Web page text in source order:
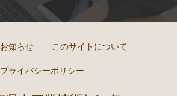
お知らせ
このサイトについて
プライバシーポリシー